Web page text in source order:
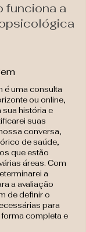
funciona a
é uma consulta
ou online,
história e
suas
conversa,
de saúde,
que estão
áreas. Com
a
a avaliação
de definir o
para
completa e